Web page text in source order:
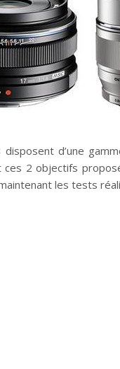
d’une
ces 2 objectifs
les tests